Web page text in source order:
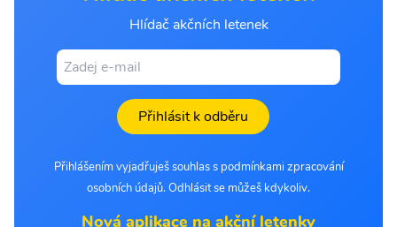
Hlídač akčních letenek
Přihlásit k odběru
Přihlášením vyjadřuješ souhlas s podmínkami zpracování
osobních údajů. Odhlásit se můžeš kdykoliv.
Nová aplikace na akční letenky